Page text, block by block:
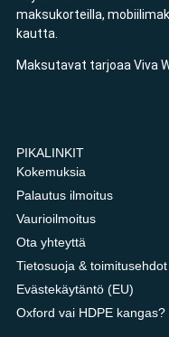
maksukorteilla,
kautta.
Maksutavat tarjoaa Viva
PIKALINKIT
Kokemuksia
Palautus ilmoitus
Vaurioilmoitus
Ota yhteyttä
Tietosuoja & toimitusehdot
Evästekäytäntö (EU)
Oxford vai HDPE kangas?